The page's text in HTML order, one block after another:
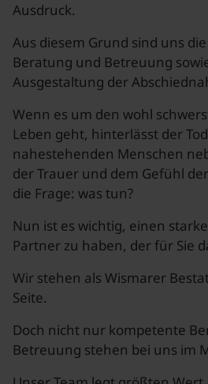
Ausdruck.
Aus diesem Grund sind uns
Beratung und Betreuung
Ausgestaltung der
Wenn es um den wohl
Leben geht, hinterlässt der
nahestehenden Menschen
der Trauer und dem Gefühl
die Frage: was tun?
Nun ist es wichtig, einen
Partner zu haben, der für Sie
Wir stehen als Wismarer
Seite.
Doch nicht nur kompetente
Betreuung stehen bei uns im